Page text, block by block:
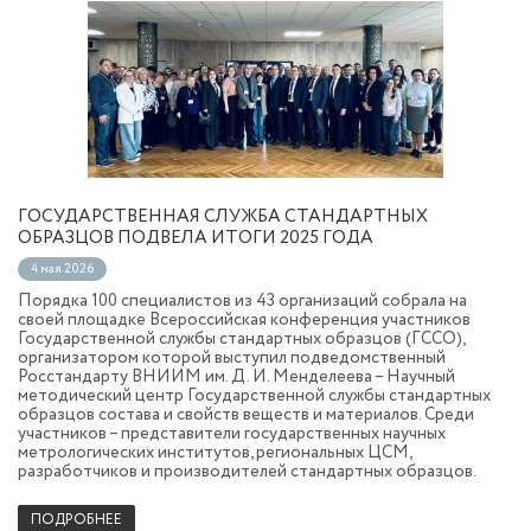
ГОСУДАРСТВЕННАЯ СЛУЖБА СТАНДАРТНЫХ
ОБРАЗЦОВ ПОДВЕЛА ИТОГИ 2025 ГОДА
4 мая 2026
Порядка 100 специалистов из 43 организаций собрала на
своей площадке Всероссийская конференция участников
Государственной службы стандартных образцов (ГССО),
организатором которой выступил подведомственный
Росстандарту ВНИИМ им. Д. И. Менделеева – Научный
методический центр Государственной службы стандартных
образцов состава и свойств веществ и материалов. Среди
участников – представители государственных научных
метрологических институтов, региональных ЦСМ,
разработчиков и производителей стандартных образцов.
ПОДРОБНЕЕ